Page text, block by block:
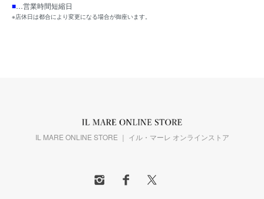
■…営業時間短縮日
※店休日は都合により変更になる場合が御座います。
IL MARE ONLINE STORE ｜ イル・マーレ オンラインストア